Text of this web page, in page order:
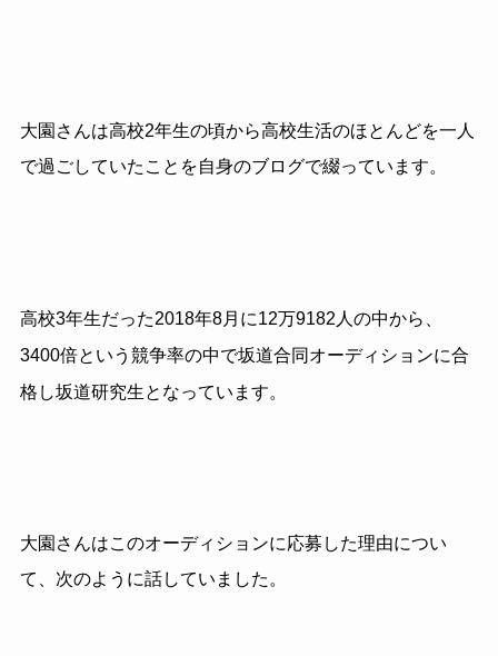
大園さんは高校2年生の頃から高校生活のほとんどを一人
で過ごしていたことを自身のブログで綴っています。
高校3年生だった2018年8月に12万9182人の中から、
3400倍という競争率の中で坂道合同オーディションに合
格し坂道研究生となっています。
大園さんはこのオーディションに応募した理由につい
て、次のように話していました。